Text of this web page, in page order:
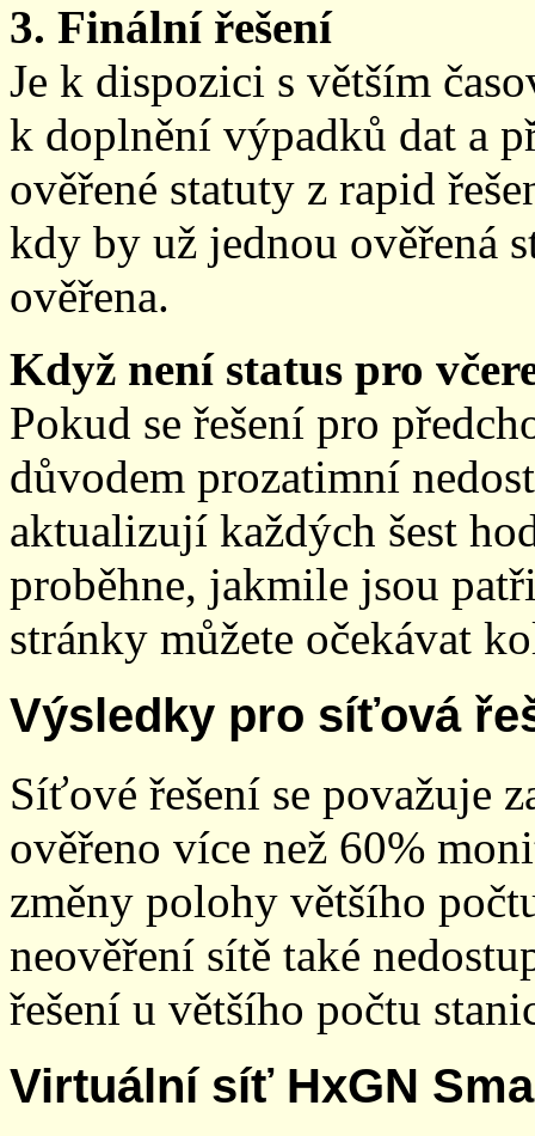
3. Finální řešení
Je k dispozici s větším
k doplnění výpadků dat a
ověřené statuty z rapid
kdy by už jednou ověřená
ověřena.
Když není status pro
Pokud se řešení pro
důvodem prozatimní
aktualizují každých šest
proběhne, jakmile jsou
stránky můžete očekávat
Výsledky pro síťová
Síťové řešení se považuje
ověřeno více než 60%
změny polohy většího
neověření sítě také
řešení u většího počtu
Virtuální síť HxGN